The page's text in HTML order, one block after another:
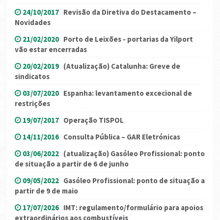
24/10/2017 Revisão da Diretiva do Destacamento –
Novidades
21/02/2020 Porto de Leixões - portarias da Yilport
vão estar encerradas
20/02/2019 (Atualização) Catalunha: Greve de
sindicatos
03/07/2020 Espanha: levantamento excecional de
restrições
19/07/2017 Operação TISPOL
14/11/2016 Consulta Pública – GAR Eletrónicas
03/06/2022 (atualização) Gasóleo Profissional: ponto
de situação a partir de 6 de junho
09/05/2022 Gasóleo Profissional: ponto de situação a
partir de 9 de maio
17/07/2026 IMT: regulamento/formulário para apoios
extraordinários aos combustíveis